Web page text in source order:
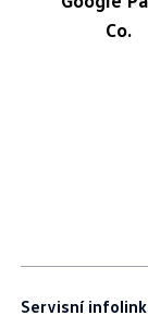
Co.
Servisní